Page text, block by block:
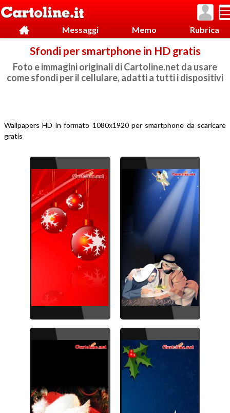
Messaggi Memo Rubrica
Sfondi per smartphone in HD gratis
Foto e immagini originali di Cartoline.net da usare
come sfondi per il cellulare, adatti a tutti i dispositivi
Wallpapers HD in formato 1080x1920 per smartphone da scaricare
gratis